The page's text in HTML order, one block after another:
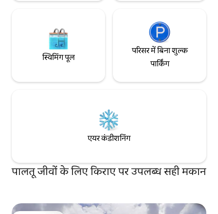
स्विमिंग पूल
परिसर में बिना शुल्क
पार्किंग
एयर कंडीशनिंग
पालतू जीवों के लिए किराए पर उपलब्ध सही मकान